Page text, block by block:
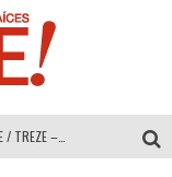
MULTIOFICINAS / AMOBLARE / TREZE – Especial Interiorismo & Decoración 2026